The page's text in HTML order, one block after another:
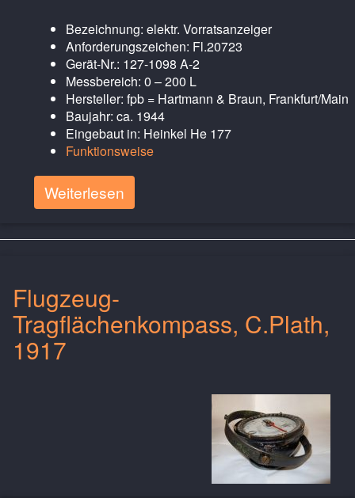
Bezeichnung: elektr. Vorratsanzeiger
Anforderungszeichen: Fl.20723
Gerät-Nr.: 127-1098 A-2
Messbereich: 0 – 200 L
Hersteller: fpb = Hartmann & Braun, Frankfurt/Main
Baujahr: ca. 1944
Eingebaut in: Heinkel He 177
Funktionsweise
Weiterlesen
Flugzeug-
Tragflächenkompass, C.Plath,
1917